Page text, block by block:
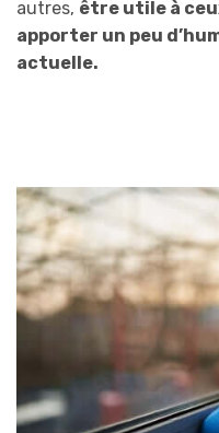
autres, être utile à
apporter un peu
actuelle.